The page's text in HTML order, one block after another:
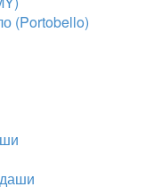
(Portobello)